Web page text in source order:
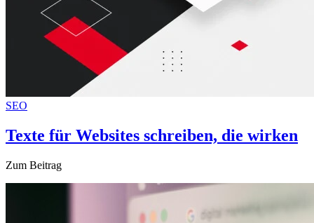
SEO
Texte für Websites schreiben, die wirken
Zum Beitrag